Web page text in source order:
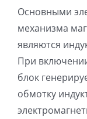
Основными
механизма
являются
При
блок
обмотку